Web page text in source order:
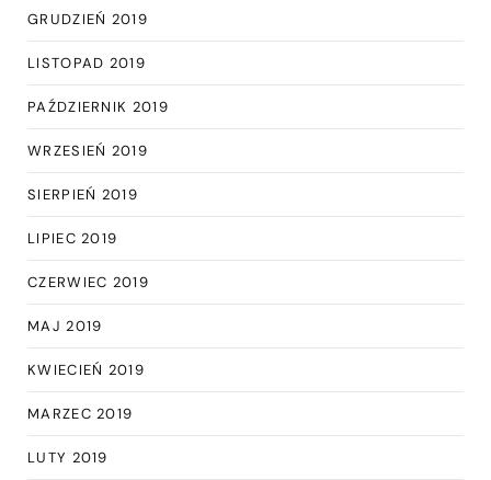
GRUDZIEŃ 2019
LISTOPAD 2019
PAŹDZIERNIK 2019
WRZESIEŃ 2019
SIERPIEŃ 2019
LIPIEC 2019
CZERWIEC 2019
MAJ 2019
KWIECIEŃ 2019
MARZEC 2019
LUTY 2019